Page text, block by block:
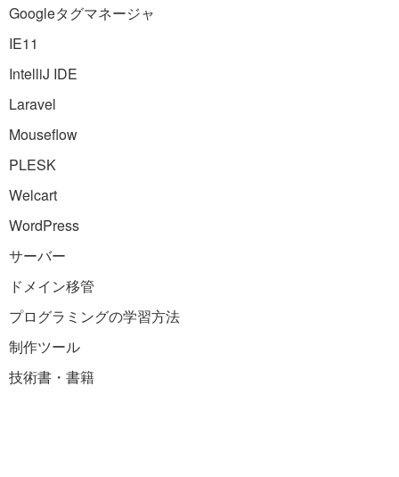
Googleタグマネージャ
IE11
IntelliJ IDE
Laravel
Mouseflow
PLESK
Welcart
WordPress
サーバー
ドメイン移管
プログラミングの学習方法
制作ツール
技術書・書籍